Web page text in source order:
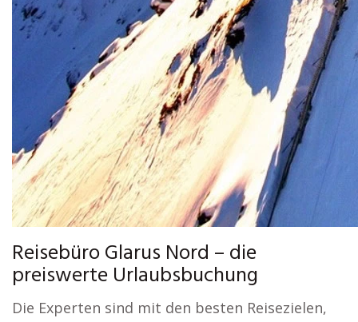
Reisebüro Glarus Nord – die
preiswerte Urlaubsbuchung
Die Experten sind mit den besten Reisezielen,